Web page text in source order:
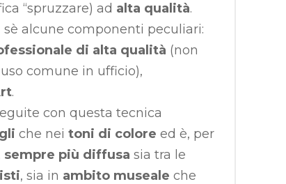
“spruzzare) ad alta qualità.
alcune componenti peculiari:
di alta qualità (non
comune in ufficio),
.
con questa tecnica
che nei toni di colore ed è, per
sempre più diffusa sia tra le
, sia in ambito museale che